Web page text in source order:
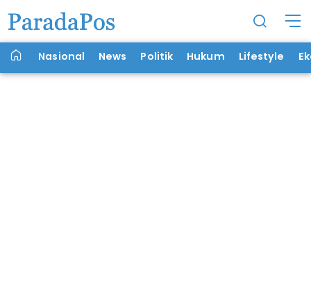
Nasional News Politik Hukum Lifestyle